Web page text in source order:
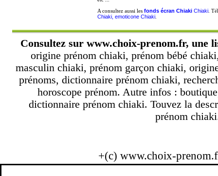
A consultez aussi les fonds écran ChiakiChiaki.
Chiaki, emoticone Chiaki.
Consultez sur www.choix-prenom.fr, une
origine prénom chiaki, prénom bébé
masculin chiaki, prénom garçon chiaki,
prénoms, dictionnaire prénom chiaki,
horoscope prénom. Autre infos :
dictionnaire prénom chiaki. Touvez la
prénom
+(c) www.choix-